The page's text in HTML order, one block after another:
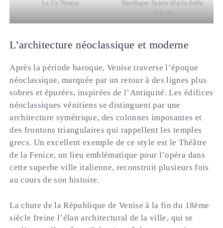
La Ca’Pesaro
Basilique Santia Maria della
Salute
L’architecture néoclassique et moderne
Après la période baroque, Venise traverse l’époque
néoclassique, marquée par un retour à des lignes plus
sobres et épurées, inspirées de l’Antiquité. Les édifices
néoclassiques vénitiens se distinguent par une
architecture symétrique, des colonnes imposantes et
des frontons triangulaires qui rappellent les temples
grecs. Un excellent exemple de ce style est le Théâtre
de la Fenice, un lieu emblématique pour l’opéra dans
cette superbe ville italienne, reconstruit plusieurs fois
au cours de son histoire.
La chute de la République de Venise à la fin du 18ème
siècle freine l’élan architectural de la ville, qui se